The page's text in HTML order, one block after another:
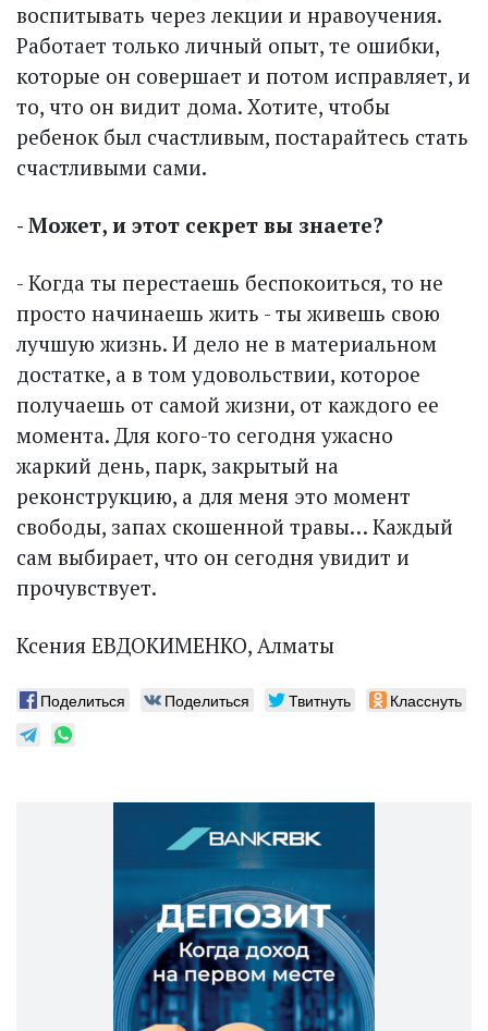
воспитывать через лекции и нравоучения.
Работает только личный опыт, те ошибки,
которые он совершает и потом исправляет, и
то, что он видит дома. Хотите, чтобы
ребенок был счастливым, постарайтесь стать
счастливыми сами.
- Может, и этот секрет вы знаете?
- Когда ты перестаешь беспокоиться, то не
просто начинаешь жить - ты живешь свою
лучшую жизнь. И дело не в материальном
достатке, а в том удовольствии, которое
получаешь от самой жизни, от каждого ее
момента. Для кого-то сегодня ужасно
жаркий день, парк, закрытый на
реконструкцию, а для меня это момент
свободы, запах скошенной травы… Каждый
сам выбирает, что он сегодня увидит и
прочувствует.
Ксения ЕВДОКИМЕНКО, Алматы
Поделиться Поделиться Твитнуть Класснуть